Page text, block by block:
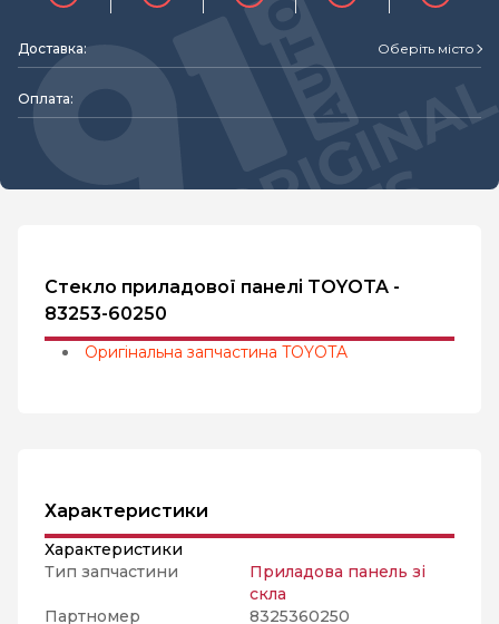
Доставка: Оберіть місто
Оплата:
Стекло приладової панелі TOYOTA -
83253-60250
Оригінальна запчастина TOYOTA
Характеристики
Характеристики
Тип запчастини
Приладова панель зі
скла
Партномер
8325360250